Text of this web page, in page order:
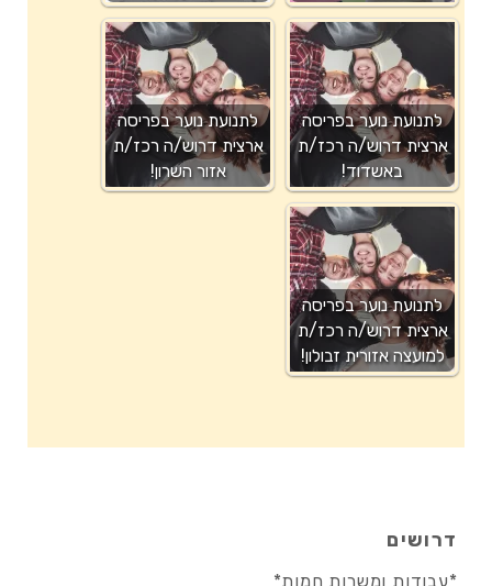
לתנועת נוער בפריסה
ארצית דרוש/ה רכז/ת
באשדוד!
לתנועת נוער בפריסה
ארצית דרוש/ה רכז/ת
אזור השרון!
לתנועת נוער בפריסה
ארצית דרוש/ה רכז/ת
למועצה אזורית זבולון!
דרושים
*עבודות ומשרות חמות*